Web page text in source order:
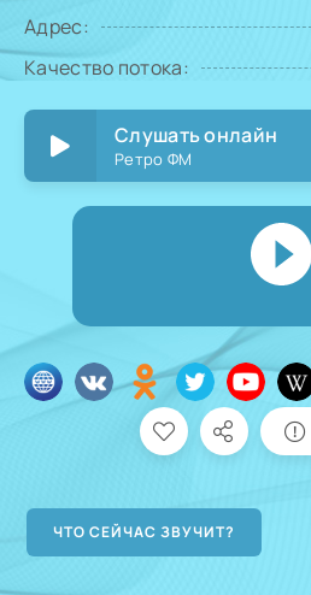
Адрес:
Качество потока:
Слушать онлайн
Ретро ФМ